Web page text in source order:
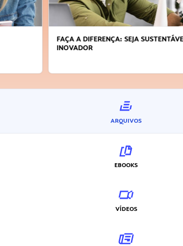
FAÇA A DIFERENÇA: SEJA SUSTENTÁVEL, SEJA
INOVADOR
ARQUIVOS
EBOOKS
VÍDEOS